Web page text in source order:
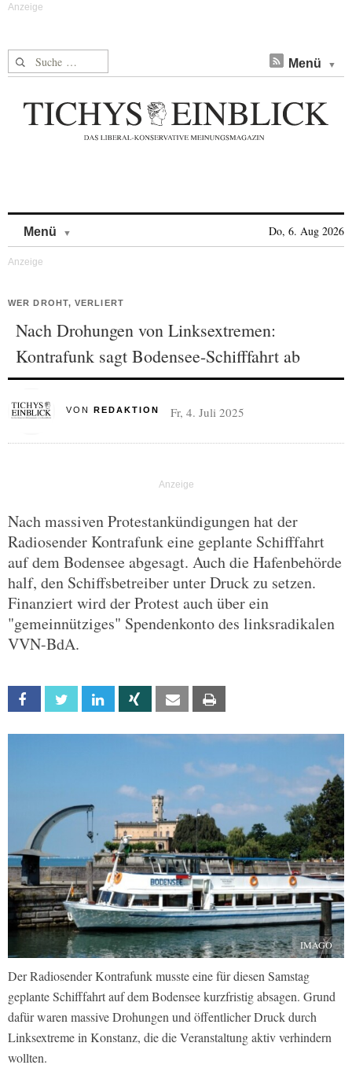
Suche nach: Menü
Menü Do, 6. Aug 2026
WER DROHT, VERLIERT
Nach Drohungen von Linksextremen:
Kontrafunk sagt Bodensee-Schifffahrt ab
VON REDAKTION Fr, 4. Juli 2025
Nach massiven Protestankündigungen hat der
Radiosender Kontrafunk eine geplante Schifffahrt
auf dem Bodensee abgesagt. Auch die Hafenbehörde
half, den Schiffsbetreiber unter Druck zu setzen.
Finanziert wird der Protest auch über ein
"gemeinnütziges" Spendenkonto des linksradikalen
VVN-BdA.
Facebook Twitter Linkedin Xing Email
IMAGO
Der Radiosender Kontrafunk musste eine für diesen Samstag
geplante Schifffahrt auf dem Bodensee kurzfristig absagen. Grund
dafür waren massive Drohungen und öffentlicher Druck durch
Linksextreme in Konstanz, die die Veranstaltung aktiv verhindern
wollten.